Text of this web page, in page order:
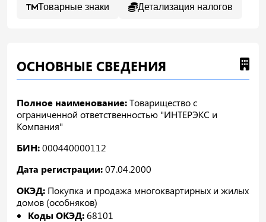
Товарные знаки Детализация налогов
ОСНОВНЫЕ СВЕДЕНИЯ
Полное наименование:Товарищество с
ограниченной ответственностью "ИНТЕРЭКС и
Компания"
БИН:000440000112
Дата регистрации:07.04.2000
ОКЭД: Покупка и продажа многоквартирных и жилых
домов (особняков)
Коды ОКЭД:68101